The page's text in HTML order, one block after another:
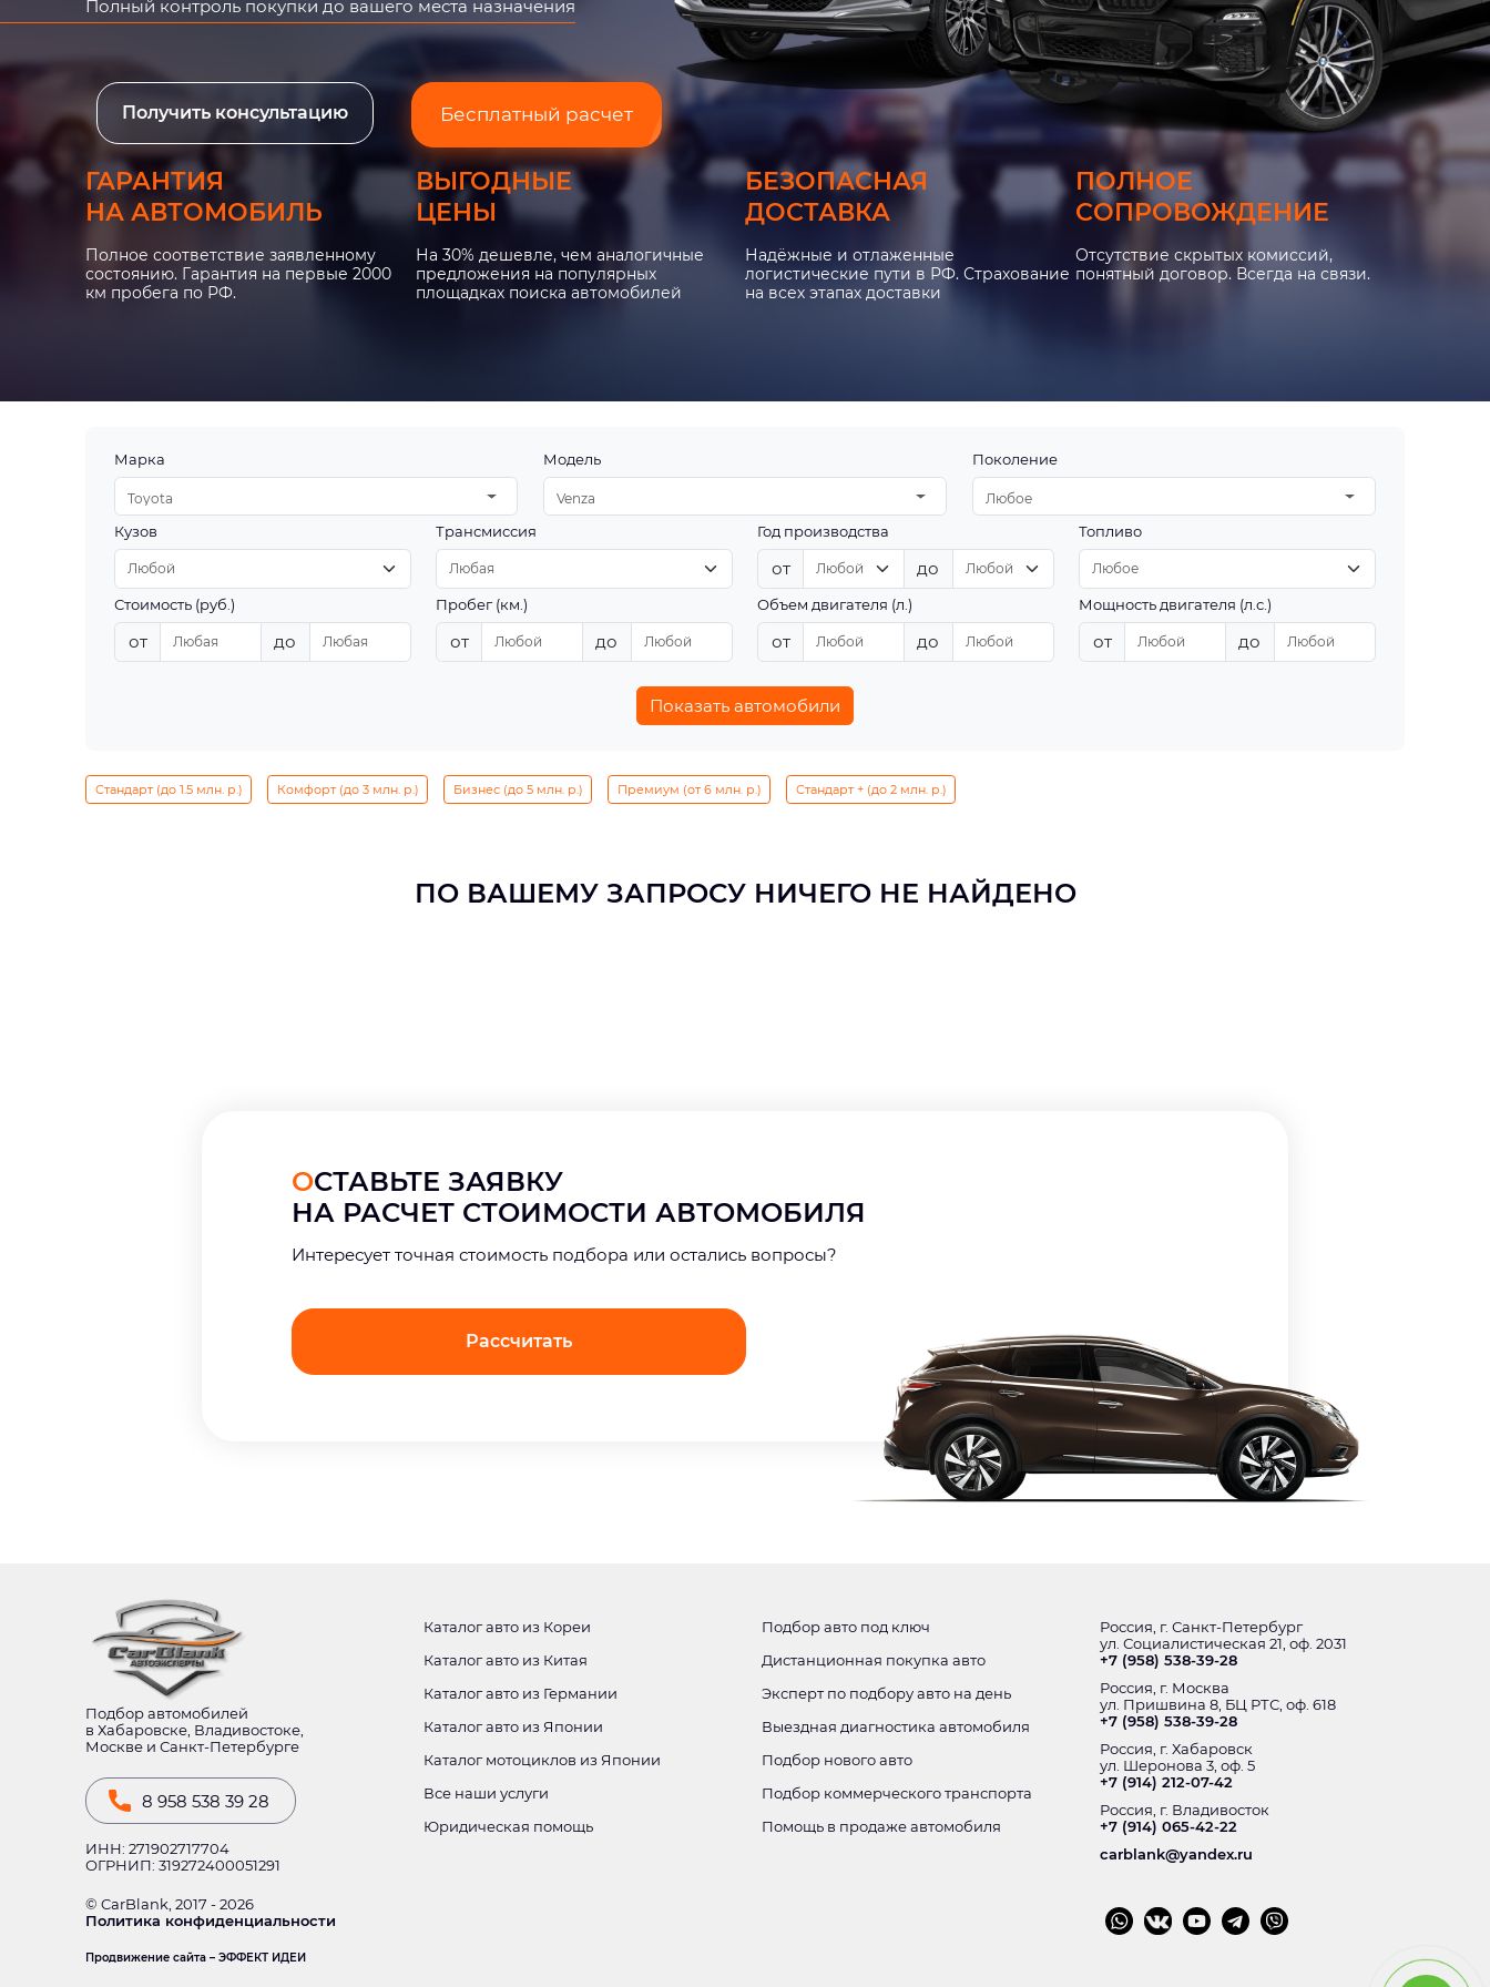
Полный контроль покупки до вашего места назначения
Получить консультацию Бесплатный расчет
ГАРАНТИЯ
НА АВТОМОБИЛЬ
Полное соответствие заявленному
состоянию. Гарантия на первые 2000
км пробега по РФ.
ВЫГОДНЫЕ
ЦЕНЫ
На 30% дешевле, чем аналогичные
предложения на популярных
площадках поиска автомобилей
БЕЗОПАСНАЯ
ДОСТАВКА
Надёжные и отлаженные
логистические пути в РФ. Страхование
на всех этапах доставки
ПОЛНОЕ
СОПРОВОЖДЕНИЕ
Отсутствие скрытых комиссий,
понятный договор. Всегда на связи.
Марка
Toyota
Модель
Venza
Поколение
Любое
Кузов Трансмиссия Год производства
от до
Топливо
Стоимость (руб.)
от до
Пробег (км.)
от до
Объем двигателя (л.)
от до
Мощность двигателя (л.с.)
от до
Показать автомобили
Стандарт (до 1.5 млн. р.) Комфорт (до 3 млн. р.) Бизнес (до 5 млн. р.) Премиум (от 6 млн. р.) Стандарт + (до 2 млн. р.)
ПО ВАШЕМУ ЗАПРОСУ НИЧЕГО НЕ НАЙДЕНО
ОСТАВЬТЕ ЗАЯВКУ
НА РАСЧЕТ СТОИМОСТИ АВТОМОБИЛЯ
Интерeсует точная стоимость подбора или остались вопросы?
Рассчитать
Подбор автомобилей
в Хабаровске, Владивостоке,
Москве и Санкт-Петербурге
8 958 538 39 28
ИНН: 271902717704
ОГРНИП: 319272400051291
© CarBlank, 2017 - 2026
Политика конфиденциальности
Продвижение сайта – ЭФФЕКТ ИДЕИ
Каталог авто из Кореи
Каталог авто из Китая
Каталог авто из Германии
Каталог авто из Японии
Каталог мотоциклов из Японии
Все наши услуги
Юридическая помощь
Подбор авто под ключ
Дистанционная покупка авто
Эксперт по подбору авто на день
Выездная диагностика автомобиля
Подбор нового авто
Подбор коммерческого транспорта
Помощь в продаже автомобиля
Россия, г. Санкт-Петербург
ул. Социалистическая 21, оф. 2031
+7 (958) 538-39-28
Россия, г. Москва
ул. Пришвина 8, БЦ РТС, оф. 618
+7 (958) 538-39-28
Россия, г. Хабаровск
ул. Шеронова 3, оф. 5
+7 (914) 212-07-42
Россия, г. Владивосток
+7 (914) 065-42-22
carblank@yandex.ru